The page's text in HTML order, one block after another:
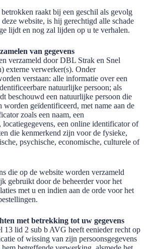
raakt bij een geschil als gevolg
website, is hij gerechtigd alle schade
lijdt en nog zal lijden op u te verhalen.
van gegevens
verzameld door DBL Strak en Snel
externe verwerker(s). Onder
verstaan: alle informatie over een
natuurlijke persoon; als
beschouwd een natuurlijke persoon die
geïdentificeerd, met name aan de
zoals een naam, een
een online identificator of
die kenmerkend zijn voor de fysieke,
psychische, economische, culturele of
die op de website worden verzameld
gebruikt door de beheerder voor het
met u en indien aan de orde voor het
met betrekking tot uw gegevens
13 lid 2 sub b AVG heeft eenieder recht op
of wissing van zijn persoonsgegevens